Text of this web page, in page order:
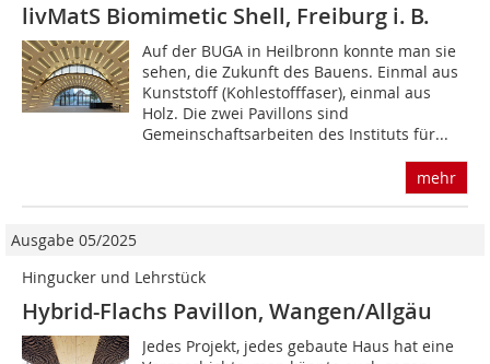
livMatS Biomimetic Shell, Freiburg i. B.
Auf der BUGA in Heilbronn konnte man sie
sehen, die Zukunft des Bauens. Einmal aus
Kunststoff (Kohlestofffaser), einmal aus
Holz. Die zwei Pavillons sind
Gemeinschaftsarbeiten des Instituts für...
mehr
Ausgabe 05/2025
Hingucker und Lehrstück
Hybrid-Flachs Pavillon, Wangen/Allgäu
Jedes Projekt, jedes gebaute Haus hat eine